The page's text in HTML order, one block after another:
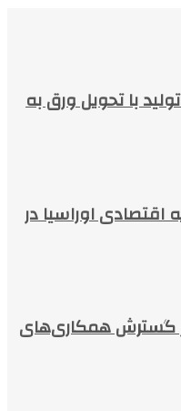
با تحویل ورق به
اقتصادی اوراسیا در
بر گسترش همکاری‌های